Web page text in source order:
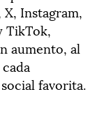
Instagram,
TikTok,
aumento, al
favorita.